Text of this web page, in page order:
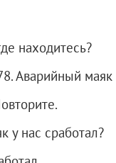
находитесь?
Аварийный маяк
у нас сработал?